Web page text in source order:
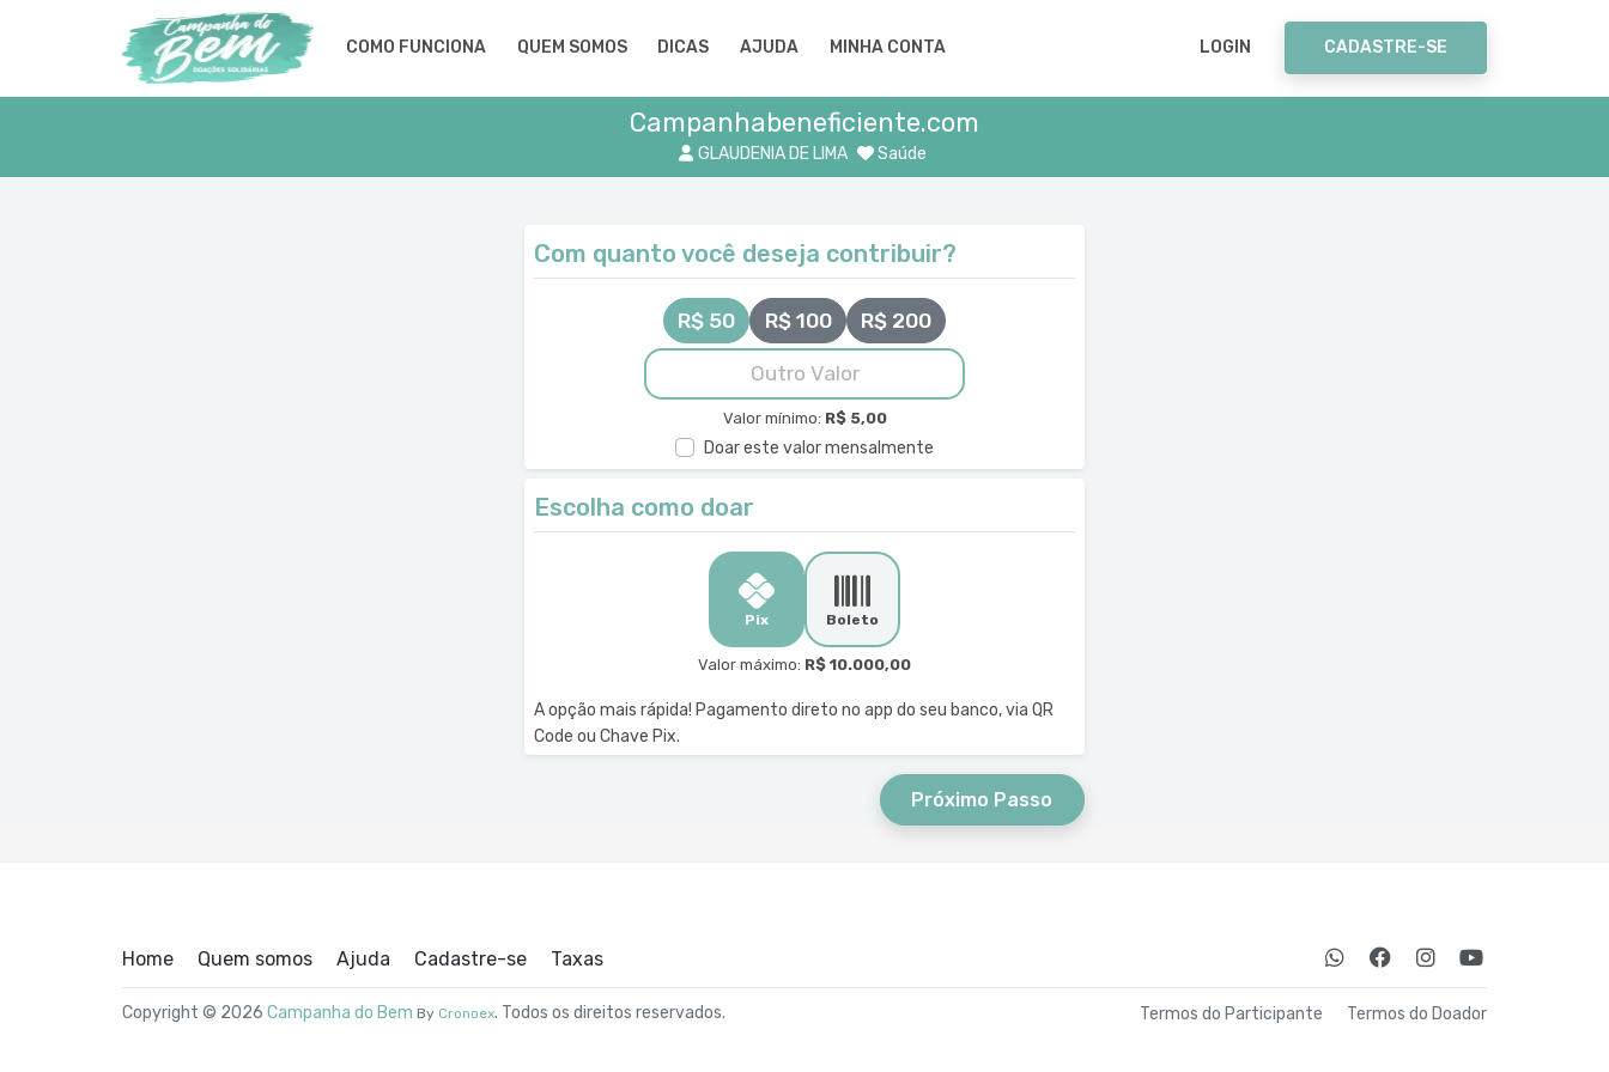
COMO FUNCIONA QUEM SOMOS DICAS AJUDA MINHA CONTA LOGIN CADASTRE-SE
Campanhabeneficiente.com
GLAUDENIA DE LIMA Saúde
Com quanto você deseja contribuir?
R$ 50 R$ 100 R$ 200
Valor mínimo: R$ 5,00
Doar este valor mensalmente
Escolha como doar
Pix Boleto
Valor máximo: R$ 10.000,00
A opção mais rápida! Pagamento direto no app do seu banco, via QR
Code ou Chave Pix.
Próximo Passo
Home Quem somos Ajuda Cadastre-se Taxas
Copyright © 2026 Campanha do Bem By Cronoex. Todos os direitos reservados. Termos do Participante Termos do Doador